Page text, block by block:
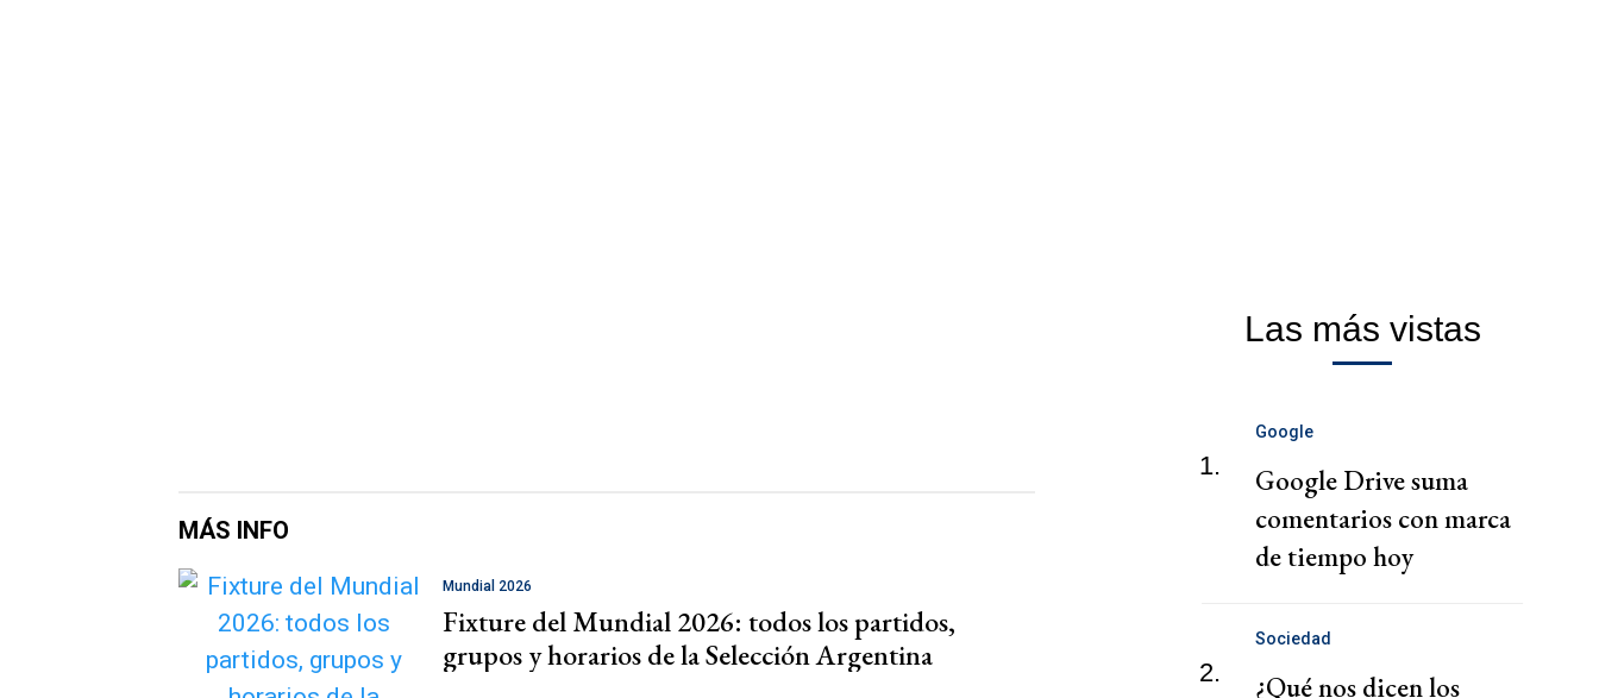
MÁS INFO
Mundial 2026
Fixture del Mundial 2026: todos los partidos,
grupos y horarios de la Selección Argentina
Las más vistas
1.
Google
Google Drive suma
comentarios con marca
de tiempo hoy
2.
Sociedad
¿Qué nos dicen los